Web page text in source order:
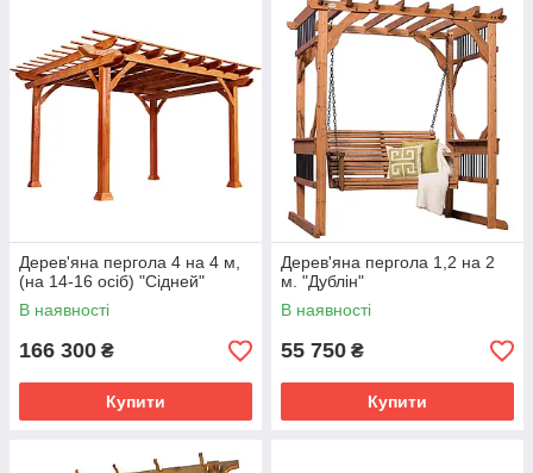
Дерев'яна пергола 4 на 4 м,
(на 14-16 осіб) "Сідней"
В наявності
166 300 ₴
Купити
Дерев'яна пергола 1,2 на 2
м. "Дублін"
В наявності
55 750 ₴
Купити